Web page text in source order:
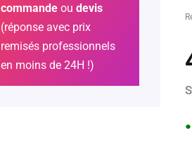
●
commande ou devis
(réponse avec prix
remisés professionnels
en moins de 24H !)